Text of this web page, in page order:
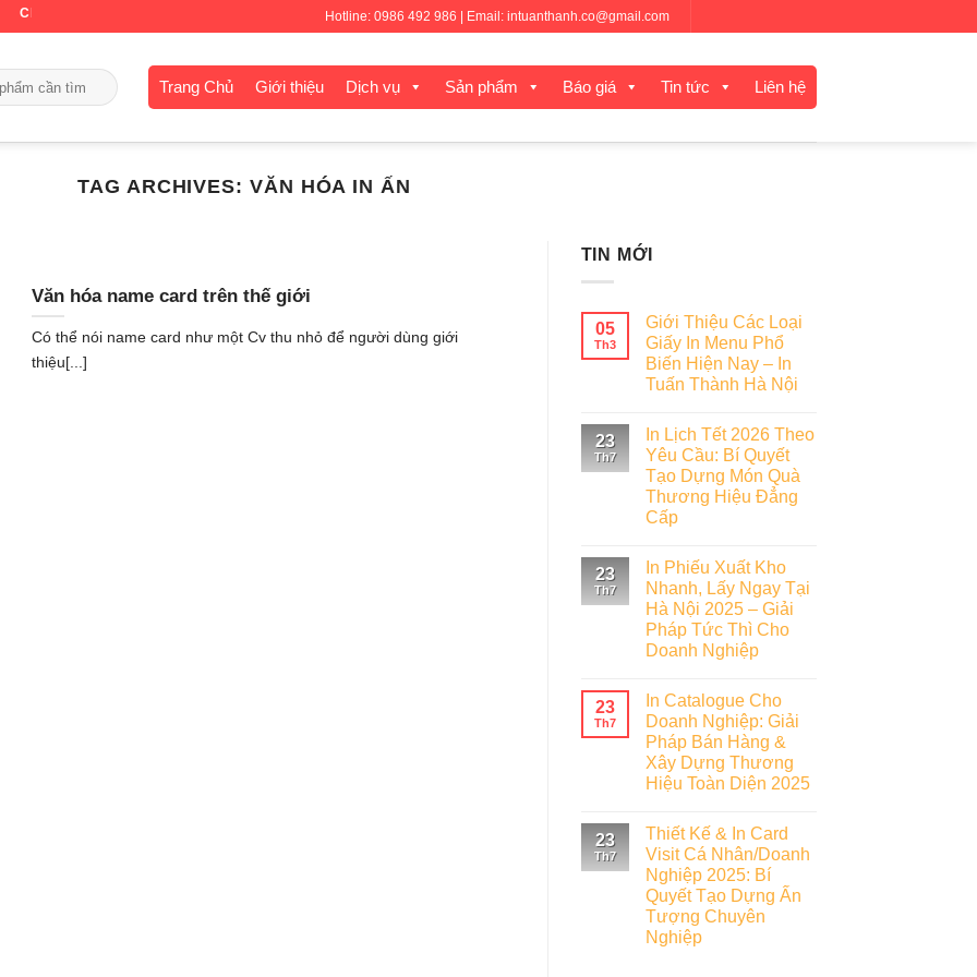
CHÀO MỪNG QUÝ KHÁCH ĐẾN VỚI IN TUẤN THÀNHHotline: 0986 492 986 | Email: intuanthanh.co@gmail.com
Trang Chủ Giới thiệu Dịch vụ Sản phẩm Báo giá Tin tức Liên hệ
TAG ARCHIVES: VĂN HÓA IN ẤN
Văn hóa name card trên thế giới
Có thể nói name card như một Cv thu nhỏ để người dùng giới
thiệu[...]
TIN MỚI
05
Th3
Giới Thiệu Các Loại
Giấy In Menu Phổ
Biến Hiện Nay – In
Tuấn Thành Hà Nội
23
Th7
In Lịch Tết 2026 Theo
Yêu Cầu: Bí Quyết
Tạo Dựng Món Quà
Thương Hiệu Đẳng
Cấp
23
Th7
In Phiếu Xuất Kho
Nhanh, Lấy Ngay Tại
Hà Nội 2025 – Giải
Pháp Tức Thì Cho
Doanh Nghiệp
23
Th7
In Catalogue Cho
Doanh Nghiệp: Giải
Pháp Bán Hàng &
Xây Dựng Thương
Hiệu Toàn Diện 2025
23
Th7
Thiết Kế & In Card
Visit Cá Nhân/Doanh
Nghiệp 2025: Bí
Quyết Tạo Dựng Ấn
Tượng Chuyên
Nghiệp